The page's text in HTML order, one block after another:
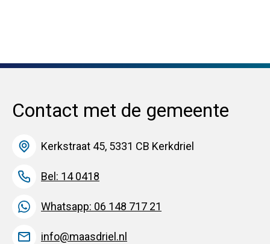
Contact met de gemeente
Kerkstraat 45, 5331 CB Kerkdriel
Bel: 14 0418
Whatsapp: 06 148 717 21
info@maasdriel.nl